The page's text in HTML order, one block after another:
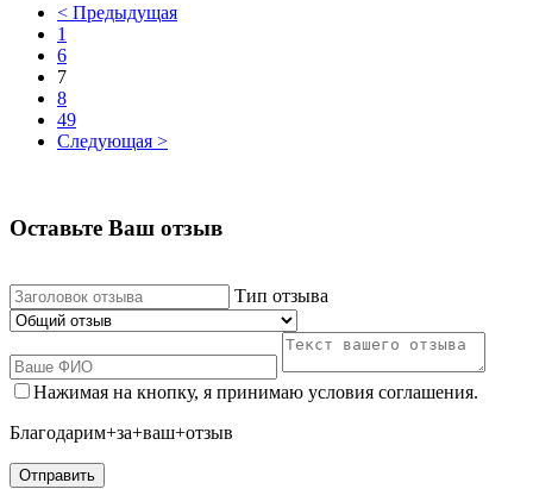
< Предыдущая
1
6
7
8
49
Следующая >
Оставьте Ваш отзыв
Тип отзыва
Нажимая на кнопку, я принимаю условия соглашения.
Благодарим+за+ваш+отзыв